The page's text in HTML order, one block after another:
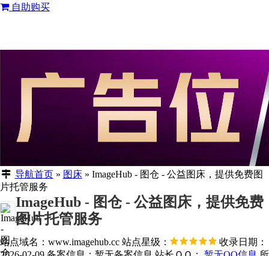
自助购买
导航首页» 图床» ImageHub - 图仓 - 公益图床，提供免费图
片托管服务
ImageHub - 图仓 - 公益图床，提供免费
图片托管服务
站点域名：www.imagehub.cc 站点星级：
收录日期：